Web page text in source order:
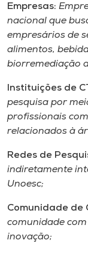
Selecione
o idioma
A+
Empresas:
nacional que
empresários de
alimentos,
biorremediação
Instituições de
pesquisa por
profissionais
relacionados à
Redes de
indiretamente
Unoesc;
Comunidade de
comunidade
inovação;